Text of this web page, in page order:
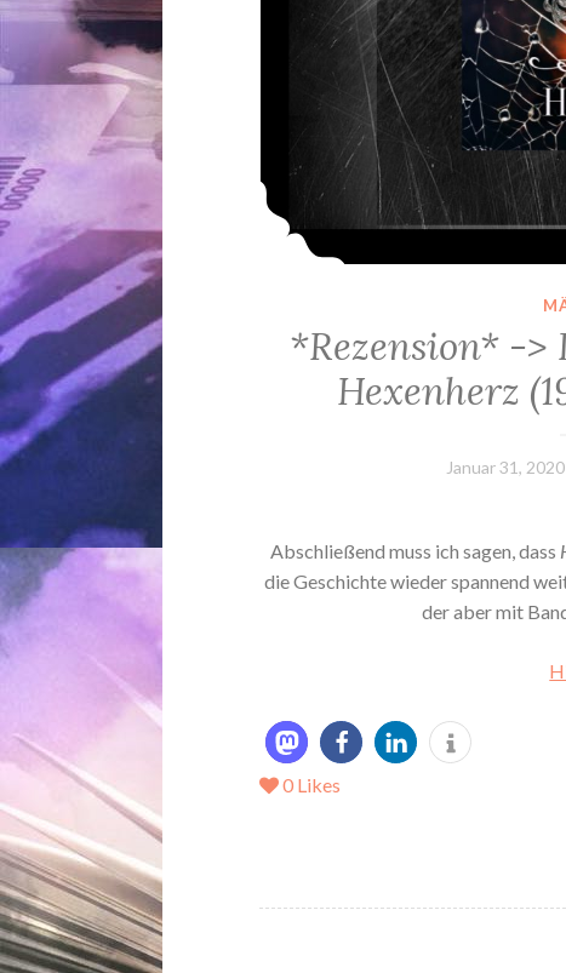
*Rezension* -
Hexenherz
Januar 31, 2020
Abschließend muss ich sagen, dass
die Geschichte wieder spannend
der aber mit
0 Likes